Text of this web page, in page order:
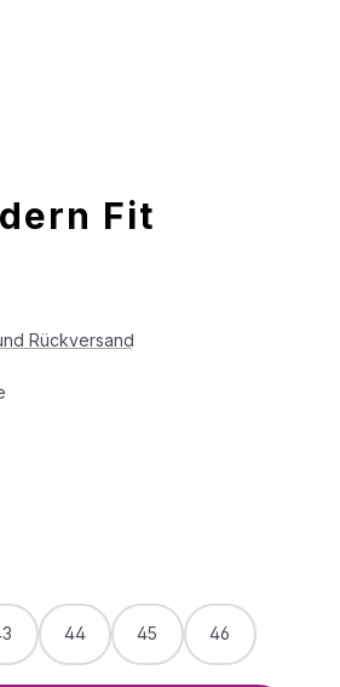
Fit
Rückversand
44 45 46